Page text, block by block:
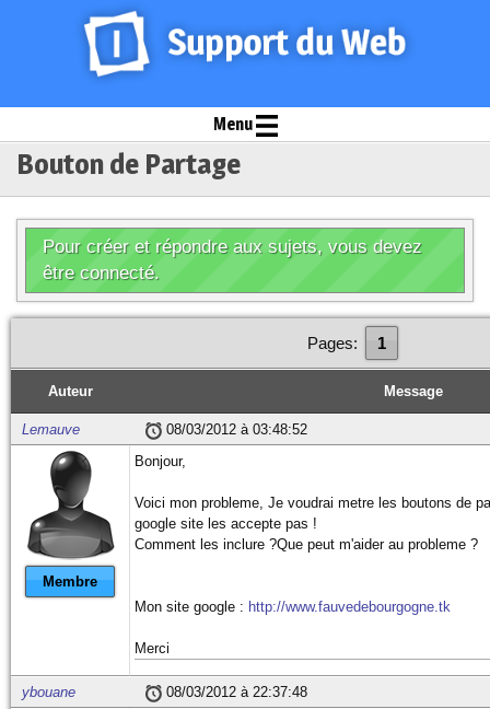
Menu
Bouton de Partage
Pour créer et répondre aux sujets, vous devez
être connecté.
Pages: 1
Auteur Message
Lemauve 08/03/2012 à 03:48:52
Membre
Bonjour,
Voici mon probleme, Je voudrai metre les boutons de
google site les accepte pas !
Comment les inclure ?Que peut m'aider au probleme ?
Mon site google : http://www.fauvedebourgogne.tk
Merci
ybouane 08/03/2012 à 22:37:48